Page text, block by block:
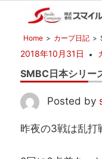
株
式
会
社
ス
マ
イ
島
の
動
産
Home カープ日記
2018年10月31日
SMBC日本シリー
Posted by
昨夜の3戦は乱打